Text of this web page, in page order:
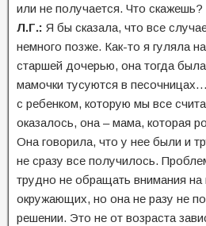
или не получается. Что скажешь?
Л.Г.: Я бы сказала, что все
немного позже. Как-то я гуляла
старшей дочерью, она тогда
мамочки тусуются в
с ребенком, которую мы все
оказалось, она – мама, которая
Она говорила, что у нее были и
не сразу все получилось.
трудно не обращать внимания
окружающих, но она не разу не
решении. Это не от возраста